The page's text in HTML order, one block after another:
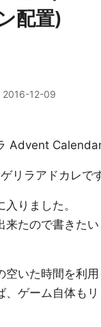
配置)
2016-12-09
Advent
リラアドカレです
りました。
たので書きたい
いた時間を利
ゲーム自体も